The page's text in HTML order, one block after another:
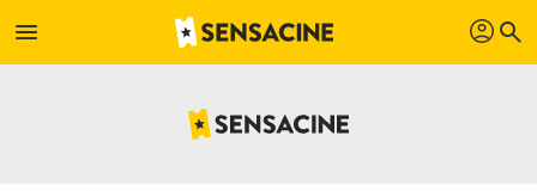
menu profil search